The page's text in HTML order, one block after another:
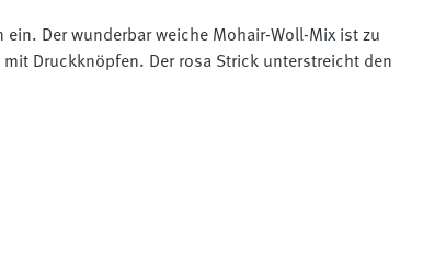
Der wunderbar weiche Mohair-Woll-Mix ist zu
Druckknöpfen. Der rosa Strick unterstreicht den